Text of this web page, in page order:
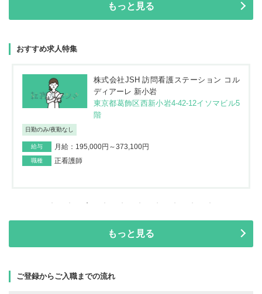
もっと見る
おすすめ求人特集
株式会社JSH 訪問看護ステーション コル
ディアーレ 新小岩
東京都葛飾区西新小岩4-42-12イソマビル5
階
日勤のみ/夜勤なし
給与 月給：195,000円～373,100円
職種 正看護師
もっと見る
ご登録からご入職までの流れ